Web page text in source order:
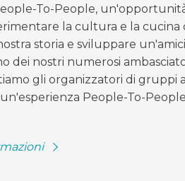
To-People,
la cultura e la cucina
storia e sviluppare
dei nostri numerosi
gli organizzatori di gruppi
un'esperienza People-To-